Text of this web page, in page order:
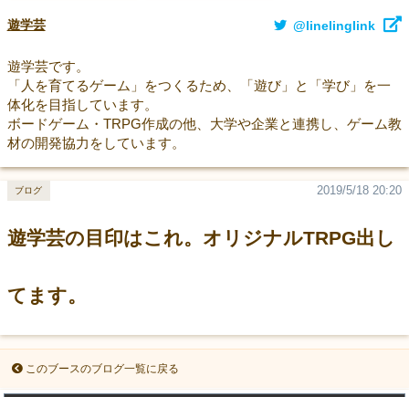
遊学芸 @linelinglink
遊学芸です。
「人を育てるゲーム」をつくるため、「遊び」と「学び」を一
体化を目指しています。
ボードゲーム・TRPG作成の他、大学や企業と連携し、ゲーム教
材の開発協力をしています。
遊学芸の目印はこれ。オリジナルTRPG出し
てます。
2019/5/18 20:20
ブログ
このブースのブログ一覧に戻る